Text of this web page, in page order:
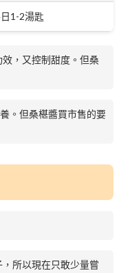
1-2湯匙
，又控制甜度。但桑
。但桑椹醬買市售的要
所以現在只敢少量嘗